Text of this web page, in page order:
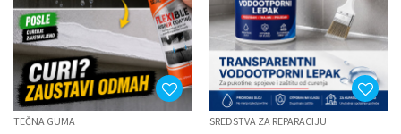
TEČNA GUMA SREDSTVA ZA REPARACIJU